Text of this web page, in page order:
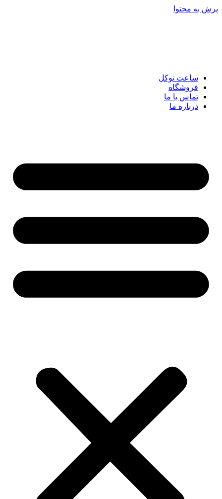
پرش به محتوا
ساعت توکل
فروشگاه
تماس با ما
درباره ما